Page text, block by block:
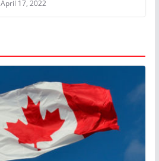
April 17, 2022